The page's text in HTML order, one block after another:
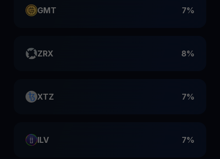
GMT 7%
ZRX 8%
XTZ 7%
ILV 7%